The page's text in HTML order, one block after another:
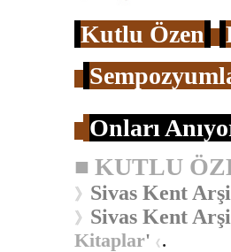
Kutlu Özen
Onları
■ KUTLU
》 Sivas Kent
》 Sivas Kent
Kitaplar' 《 .